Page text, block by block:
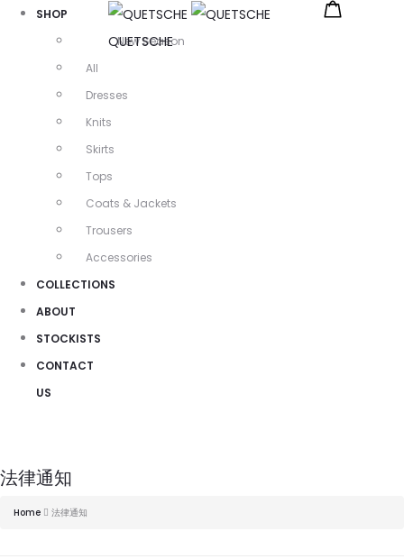
SHOP
New Season
All
Dresses
Knits
Skirts
Tops
Coats & Jackets
Trousers
Accessories
COLLECTIONS
ABOUT
STOCKISTS
CONTACT
US
QUETSCHE
法律通知
Home 法律通知